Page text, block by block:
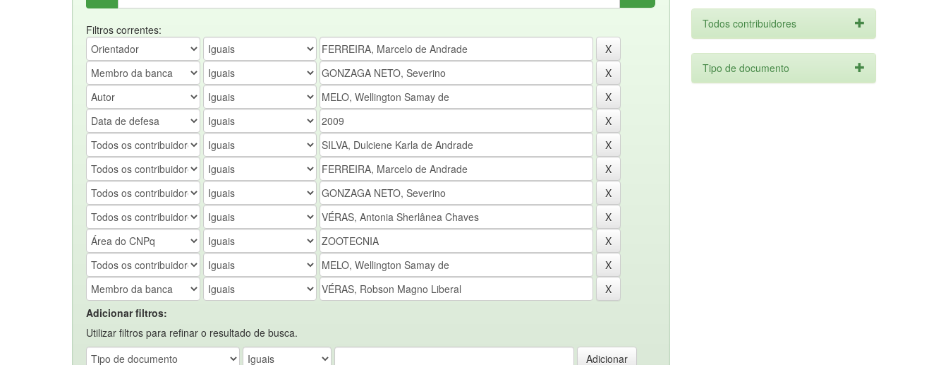
Filtros correntes:
Adicionar filtros:
Utilizar filtros para refinar o resultado de busca.
Todos contribuidores
Tipo de documento